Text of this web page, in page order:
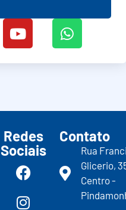
Redes
Sociais
Contato
Rua
Glicerio,
Centro -